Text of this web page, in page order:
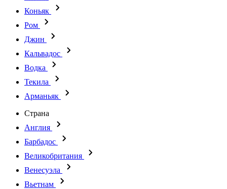
Коньяк
Ром
Джин
Кальвадос
Водка
Текила
Арманьяк
Страна
Англия
Барбадос
Великобритания
Венесуэла
Вьетнам